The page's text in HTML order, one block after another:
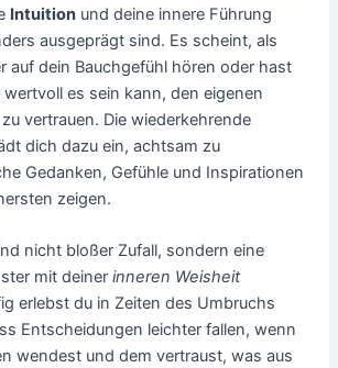
Intuition und deine innere Führung
ausgeprägt sind. Es scheint, als
auf dein Bauchgefühl hören oder hast
es sein kann, den eigenen
vertrauen. Die wiederkehrende
dich dazu ein, achtsam zu
Gedanken, Gefühle und Inspirationen
zeigen.
nicht bloßer Zufall, sondern eine
mit deinerinneren Weisheit
erlebst du in Zeiten des Umbruchs
Entscheidungen leichter fallen, wenn
wendest und dem vertraust, was aus